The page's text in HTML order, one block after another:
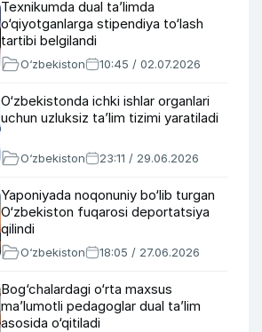
Texnikumda dual ta’limda
o‘qiyotganlarga stipendiya to‘lash
tartibi belgilandi
O‘zbekiston 10:45 / 02.07.2026
O‘zbekistonda ichki ishlar organlari
uchun uzluksiz ta’lim tizimi yaratiladi
O‘zbekiston 23:11 / 29.06.2026
Yaponiyada noqonuniy bo‘lib turgan
O‘zbekiston fuqarosi deportatsiya
qilindi
O‘zbekiston 18:05 / 27.06.2026
Bog‘chalardagi o‘rta maxsus
ma’lumotli pedagoglar dual ta’lim
asosida o‘qitiladi